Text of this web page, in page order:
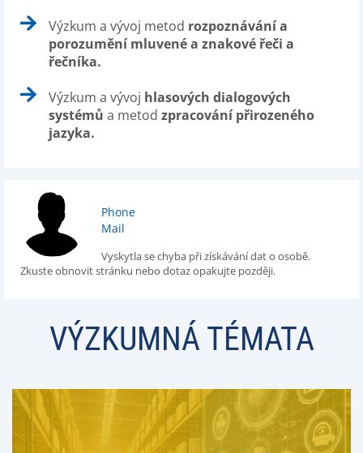
Výzkum a vývoj metod rozpoznávání a
porozumění mluvené a znakové řeči a
řečníka.
Výzkum a vývoj hlasových dialogových
systémů a metod zpracování přirozeného
jazyka.
Phone
Mail
Vyskytla se chyba při získávání dat o osobě.
Zkuste obnovit stránku nebo dotaz opakujte později.
VÝZKUMNÁ TÉMATA